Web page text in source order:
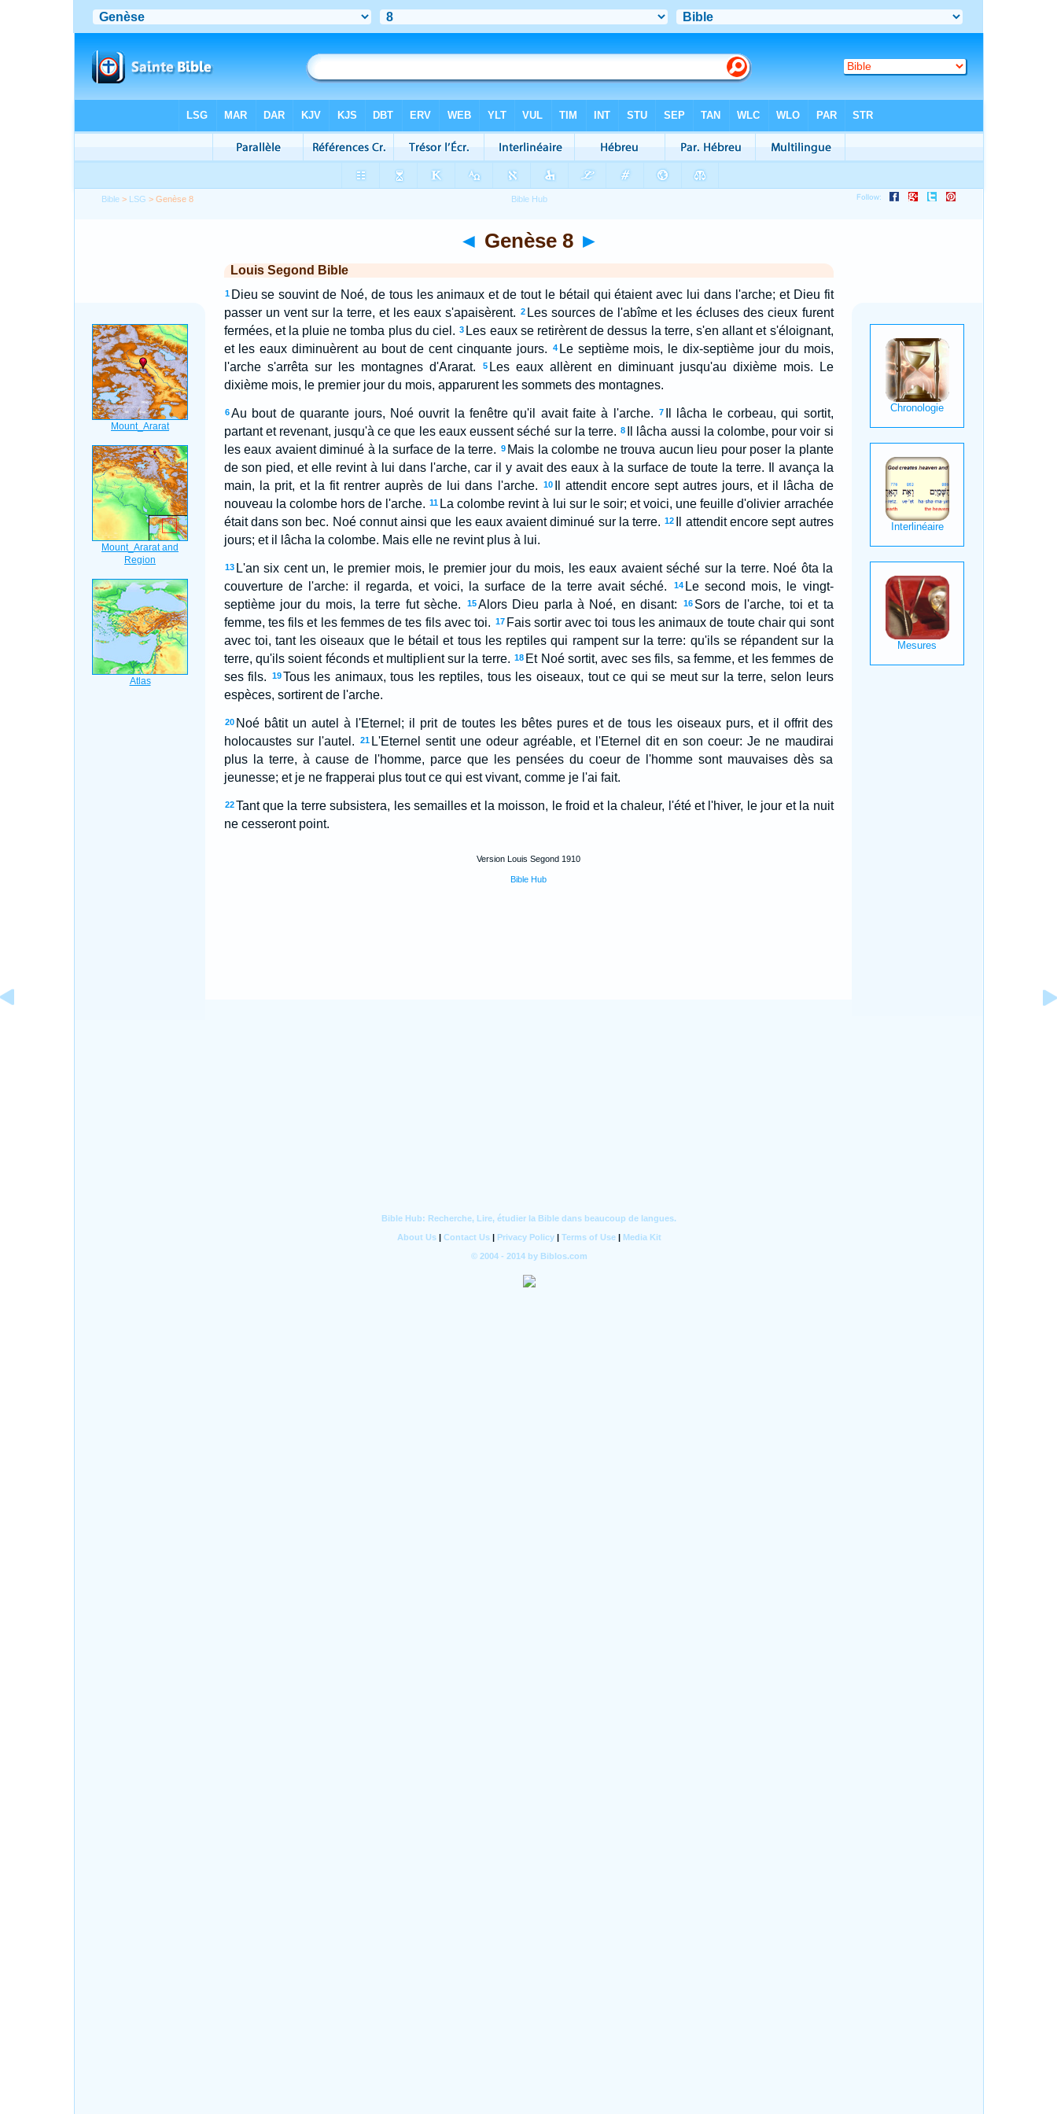
Bible > LSG > Genèse 8
◄ Genèse 8 ►
Louis Segond Bible
1 Dieu se souvint de Noé, de tous les animaux et de tout le bétail qui étaient avec lui dans l'arche; et Dieu fit
passer un vent sur la terre, et les eaux s'apaisèrent. 2 Les sources de l'abîme et les écluses des cieux furent
fermées, et la pluie ne tomba plus du ciel. 3 Les eaux se retirèrent de dessus la terre, s'en allant et s'éloignant,
et les eaux diminuèrent au bout de cent cinquante jours.
4 Le septième mois, le dix-septième jour du mois,
l'arche s'arrêta sur les montagnes d'Ararat.
5 Les eaux allèrent en diminuant jusqu'au dixième mois. Le
dixième mois, le premier jour du mois, apparurent les sommets des montagnes.
6 Au bout de quarante jours, Noé ouvrit la fenêtre qu'il avait faite à l'arche. 7
Il lâcha le corbeau, qui sortit,
partant et revenant, jusqu'à ce que les eaux eussent séché sur la terre. 8
Il lâcha aussi la colombe, pour voir si
les eaux avaient diminué à la surface de la terre. 9 Mais la colombe ne trouva aucun lieu pour poser la plante
de son pied, et elle revint à lui dans l'arche, car il y avait des eaux à la surface de toute la terre. Il avança la
main, la prit, et la fit rentrer auprès de lui dans l'arche.
10
Il attendit encore sept autres jours, et il lâcha de
nouveau la colombe hors de l'arche. 11 La colombe revint à lui sur le soir; et voici, une feuille d'olivier arrachée
était dans son bec. Noé connut ainsi que les eaux avaient diminué sur la terre. 12
Il attendit encore sept autres
jours; et il lâcha la colombe. Mais elle ne revint plus à lui.
13 L'an six cent un, le premier mois, le premier jour du mois, les eaux avaient séché sur la terre. Noé ôta la
couverture de l'arche: il regarda, et voici, la surface de la terre avait séché.
14 Le second mois, le vingt-
septième jour du mois, la terre fut sèche.
15Alors Dieu parla à Noé, en disant: 16 Sors de l'arche, toi et ta
femme, tes fils et les femmes de tes fils avec toi. 17 Fais sortir avec toi tous les animaux de toute chair qui sont
avec toi, tant les oiseaux que le bétail et tous les reptiles qui rampent sur la terre: qu'ils se répandent sur la
terre, qu'ils soient féconds et multiplient sur la terre. 18 Et Noé sortit, avec ses fils, sa femme, et les femmes de
ses fils.
19Tous les animaux, tous les reptiles, tous les oiseaux, tout ce qui se meut sur la terre, selon leurs
espèces, sortirent de l'arche.
20 Noé bâtit un autel à l'Eternel; il prit de toutes les bêtes pures et de tous les oiseaux purs, et il offrit des
holocaustes sur l'autel.
21 L'Eternel sentit une odeur agréable, et l'Eternel dit en son coeur: Je ne maudirai
plus la terre, à cause de l'homme, parce que les pensées du coeur de l'homme sont mauvaises dès sa
jeunesse; et je ne frapperai plus tout ce qui est vivant, comme je l'ai fait.
22 Tant que la terre subsistera, les semailles et la moisson, le froid et la chaleur, l'été et l'hiver, le jour et la nuit
ne cesseront point.
Version Louis Segond 1910
Bible Hub